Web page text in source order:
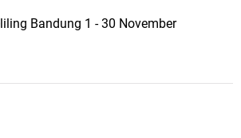
Bandung 1 - 30 November